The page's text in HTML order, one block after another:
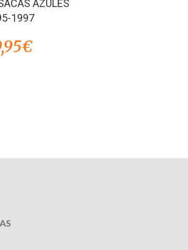
AZULES
1997
€